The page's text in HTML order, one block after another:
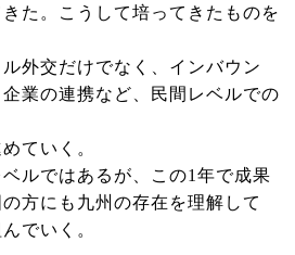
た。こうして培ってきたものを
外交だけでなく、インバウン
業の連携など、民間レベルでの
ていく。
ルではあるが、この1年で成果
方にも九州の存在を理解して
でいく。